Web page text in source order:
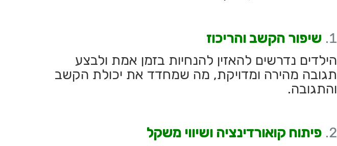
שיפור הקשב והריכוז
הילדים נדרשים להאזין להנחיות בזמן אמת ולבצע
תגובה מהירה ומדויקת, מה שמחדד את יכולת הקשב
והתגובה.
פיתוח קואורדינציה ושיווי משקל